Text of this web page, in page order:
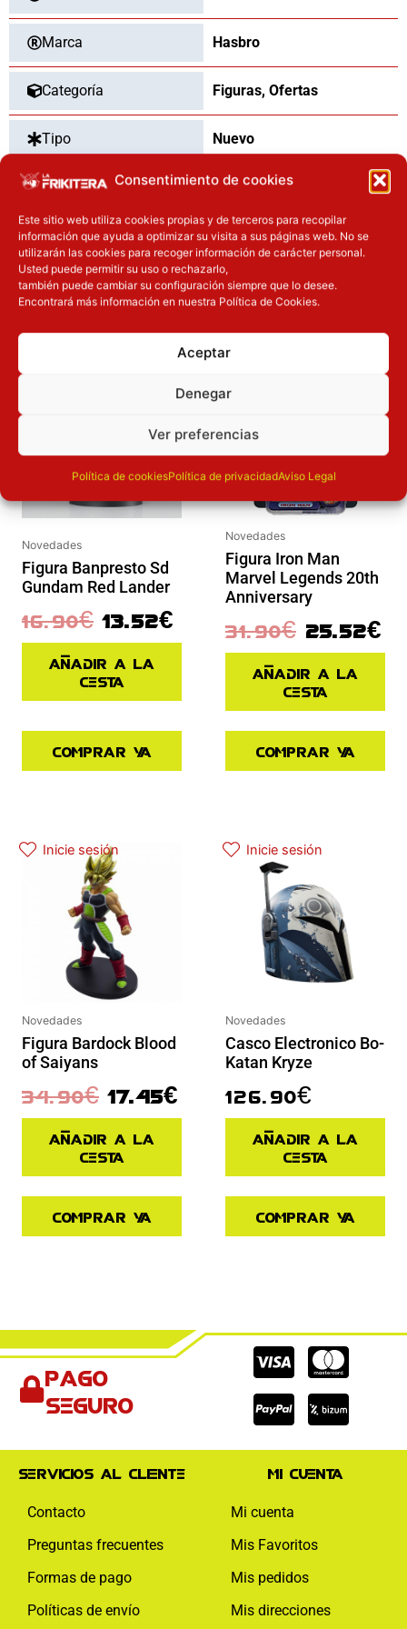
Consentimiento de cookies
Este sitio web utiliza cookies propias y de terceros para recopilar
información que ayuda a optimizar su visita a sus páginas web. No se
utilizarán las cookies para recoger información de carácter personal.
Usted puede permitir su uso o rechazarlo,
también puede cambiar su configuración siempre que lo desee.
Encontrará más información en nuestra Política de Cookies.
Aceptar
Denegar
Ver preferencias
Política de cookiesPolítica de privacidadAviso Legal
Marca Hasbro
Categoría Figuras, Ofertas
Tipo Nuevo
Dimensiones 15cm
OTROS PRODUCTOS QUE TE
PUEDEN INTERESAR
Novedades
Figura Banpresto Sd
Gundam Red Lander
16.90€
El precio original era: 16.90€.
13.52€
El precio actual es: 13.52€.
Añadir a la
cesta
Comprar ya
Novedades
Figura Iron Man
Marvel Legends 20th
Anniversary
31.90€ 25.52€
Añadir a la
cesta
Comprar ya
Inicie sesión
Novedades
Figura Bardock Blood
of Saiyans
34.90€ 17.45€
Añadir a la
cesta
Comprar ya
Inicie sesión
Novedades
Casco Electronico Bo-
Katan Kryze
126.90€
Añadir a la
cesta
Comprar ya
Pago
seguro
Cc-
visa
Cc-
Cc-
paypal
Servicios al cliente
Contacto
Preguntas frecuentes
Formas de pago
Políticas de envío
Mi cuenta
Mi cuenta
Mis Favoritos
Mis pedidos
Mis direcciones